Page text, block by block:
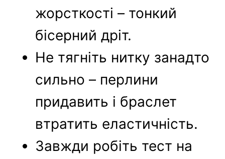
жорсткості – тонкий
бісерний дріт.
Не тягніть нитку занадто
сильно – перлини
придавить і браслет
втратить еластичність.
Завжди робіть тест на